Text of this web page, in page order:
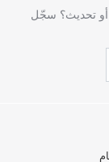
أو تحديث؟ سجّل